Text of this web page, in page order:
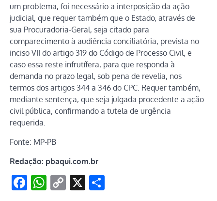
um problema, foi necessário a interposição da ação
judicial, que requer também que o Estado, através de
sua Procuradoria-Geral, seja citado para
comparecimento à audiência conciliatória, prevista no
inciso VII do artigo 319 do Código de Processo Civil, e
caso essa reste infrutífera, para que responda à
demanda no prazo legal, sob pena de revelia, nos
termos dos artigos 344 a 346 do CPC. Requer também,
mediante sentença, que seja julgada procedente a ação
civil pública, confirmando a tutela de urgência
requerida.
Fonte: MP-PB
Redação: pbaqui.com.br
Facebook
WhatsApp
Copy
X